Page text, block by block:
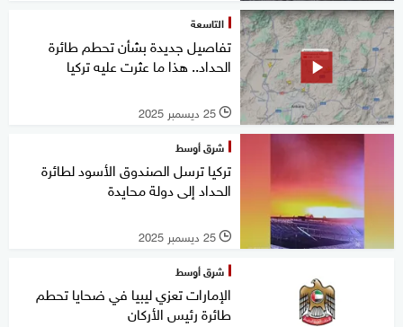
التاسعة
تفاصيل جديدة بشأن تحطم طائرة
الحداد.. هذا ما عثرت عليه تركيا
l 25 ديسمبر 2025
شرق أوسط
تركيا ترسل الصندوق الأسود لطائرة
الحداد إلى دولة محايدة
l 25 ديسمبر 2025
شرق أوسط
الإمارات تعزي ليبيا في ضحايا تحطم
طائرة رئيس الأركان